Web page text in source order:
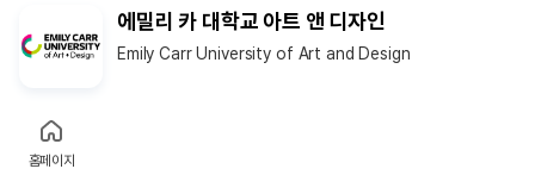
에밀리 카 대학교 아트 앤 디자인
Emily Carr University of Art and Design
홈페이지